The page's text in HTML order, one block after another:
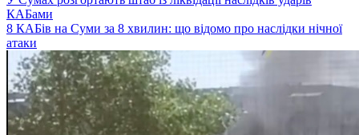
КАБами
8 КАБів на Суми за 8 хвилин: що відомо про наслідки нічної
атаки